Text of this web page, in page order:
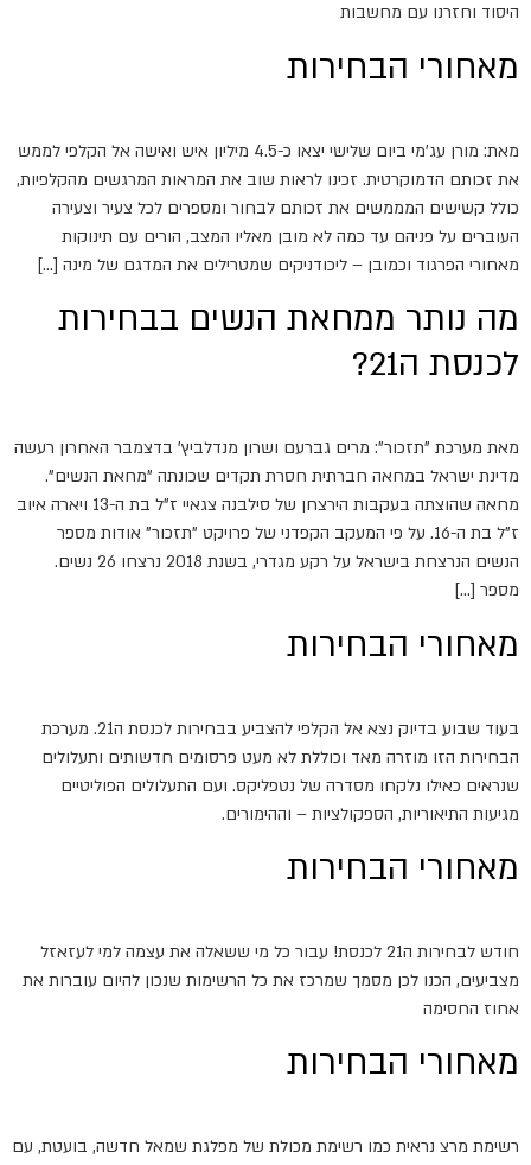
היסוד וחזרנו עם מחשבות
מאחורי הבחירות
מאת: מורן עג'מי ביום שלישי יצאו כ-4.5 מיליון איש ואישה אל הקלפי לממש
את זכותם הדמוקרטית. זכינו לראות שוב את המראות המרגשים מהקלפיות,
כולל קשישים המממשים את זכותם לבחור ומספרים לכל צעיר וצעירה
העוברים על פניהם עד כמה לא מובן מאליו המצב, הורים עם תינוקות
מאחורי הפרגוד וכמובן – ליכודניקים שמטרילים את המדגם של מינה […]
מה נותר ממחאת הנשים בבחירות
לכנסת ה21?
מאת מערכת "תזכור": מרים גברעם ושרון מנדלביץ' בדצמבר האחרון רעשה
מדינת ישראל במחאה חברתית חסרת תקדים שכונתה "מחאת הנשים".
מחאה שהוצתה בעקבות הירצחן של סילבנה צגאיי ז"ל בת ה-13 ויארה איוב
ז"ל בת ה-16. על פי המעקב הקפדני של פרויקט "תזכור" אודות מספר
הנשים הנרצחת בישראל על רקע מגדרי, בשנת 2018 נרצחו 26 נשים.
מספר […]
מאחורי הבחירות
בעוד שבוע בדיוק נצא אל הקלפי להצביע בבחירות לכנסת ה21. מערכת
הבחירות הזו מוזרה מאד וכוללת לא מעט פרסומים חדשותים ותעלולים
שנראים כאילו נלקחו מסדרה של נטפליקס. ועם התעלולים הפוליטיים
מגיעות התיאוריות, הספקולציות – וההימורים.
מאחורי הבחירות
חודש לבחירות ה21 לכנסת! עבור כל מי ששאלה את עצמה למי לעזאזל
מצביעים, הכנו לכן מסמך שמרכז את כל הרשימות שנכון להיום עוברות את
אחוז החסימה
מאחורי הבחירות
רשימת מרצ נראית כמו רשימת מכולת של מפלגת שמאל חדשה, בועטת, עם